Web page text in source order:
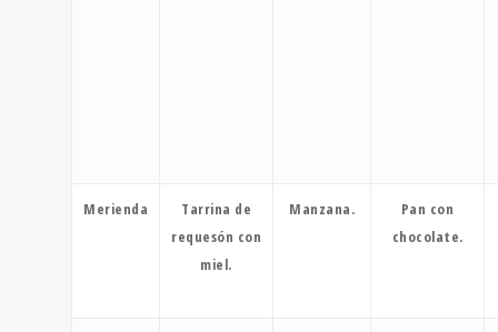
Merienda
Tarrina de
requesón con
miel.
Manzana.
Pan con
chocolate.